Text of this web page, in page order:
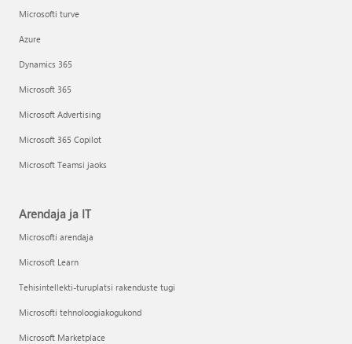
Microsofti turve
Azure
Dynamics 365
Microsoft 365
Microsoft Advertising
Microsoft 365 Copilot
Microsoft Teamsi jaoks
Arendaja ja IT
Microsofti arendaja
Microsoft Learn
Tehisintellekti-turuplatsi rakenduste tugi
Microsofti tehnoloogiakogukond
Microsoft Marketplace